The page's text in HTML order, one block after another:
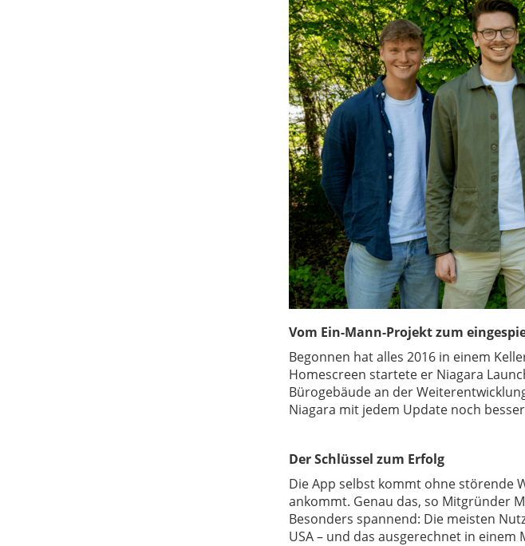
Vom Ein-Mann-Projekt zum
Begonnen hat alles 2016 in einem
Homescreen startete er Niagara
Bürogebäude an der
Niagara mit jedem Update noch
Der Schlüssel zum Erfolg
Die App selbst kommt ohne störende
ankommt. Genau das, so Mitgründer
Besonders spannend: Die meisten
USA – und das ausgerechnet in